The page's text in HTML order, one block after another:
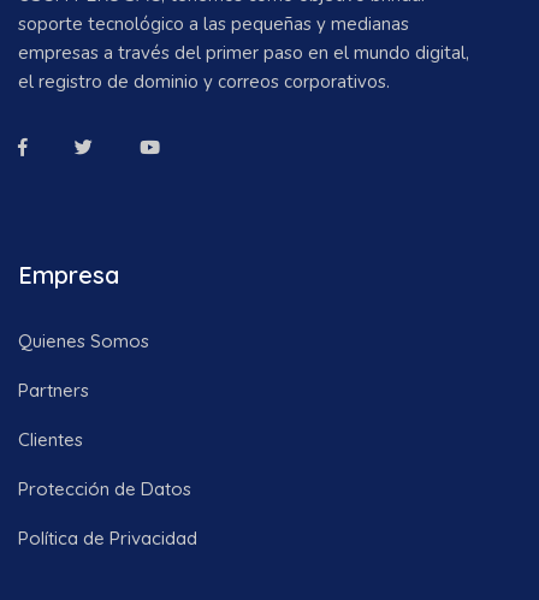
soporte tecnológico a las pequeñas y medianas
empresas a través del primer paso en el mundo digital,
el registro de dominio y correos corporativos.
Empresa
Quienes Somos
Partners
Clientes
Protección de Datos
Política de Privacidad